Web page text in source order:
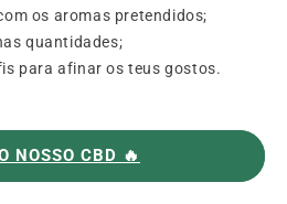
os aromas pretendidos;
quantidades;
para afinar os teus gostos.
NOSSO CBD 🔥